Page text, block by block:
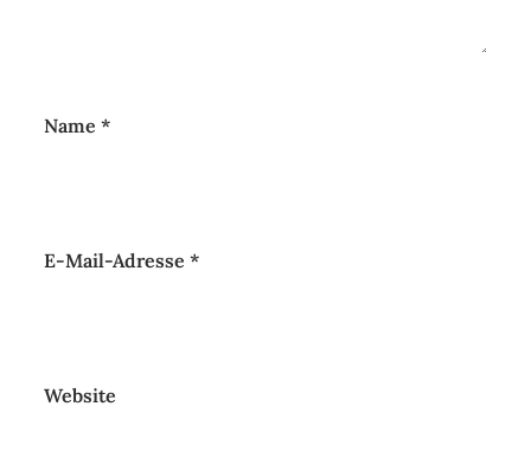
Name*
E-Mail-Adresse*
Website